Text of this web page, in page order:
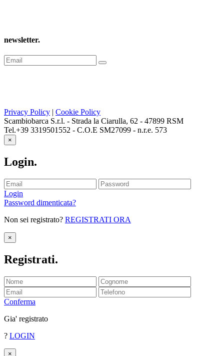
newsletter.
Privacy Policy | Cookie Policy
Scambiobarca S.r.l. - Strada la Ciarulla, 62 - 47899 RSM
Tel.+39 3319501552 - C.O.E SM27099 - n.r.e. 573
×
Login.
Login
Password dimenticata?
Non sei registrato? REGISTRATI ORA
×
Registrati.
Conferma
Gia' registrato
? LOGIN
×